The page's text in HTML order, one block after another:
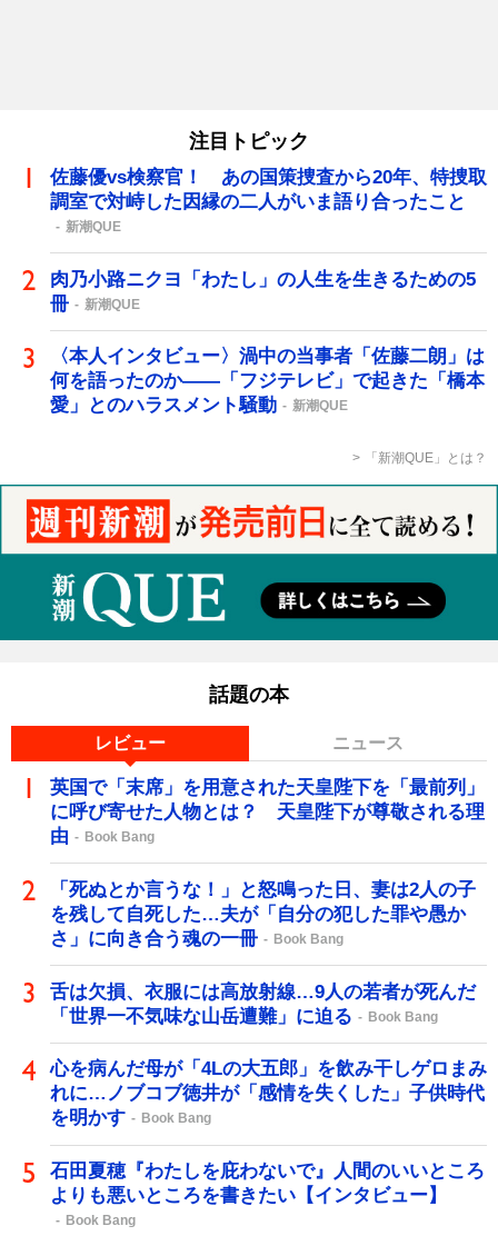
注目トピック
佐藤優vs検察官！ あの国策捜査から20年、特捜取
調室で対峙した因縁の二人がいま語り合ったこと
新潮QUE
肉乃小路ニクヨ「わたし」の人生を生きるための5
冊
新潮QUE
〈本人インタビュー〉渦中の当事者「佐藤二朗」は
何を語ったのか――「フジテレビ」で起きた「橋本
愛」とのハラスメント騒動
新潮QUE
「新潮QUE」とは？
話題の本
レビュー ニュース
英国で「末席」を用意された天皇陛下を「最前列」
に呼び寄せた人物とは？ 天皇陛下が尊敬される理
由
Book Bang
「死ぬとか言うな！」と怒鳴った日、妻は2人の子
を残して自死した…夫が「自分の犯した罪や愚か
さ」に向き合う魂の一冊
Book Bang
舌は欠損、衣服には高放射線…9人の若者が死んだ
「世界一不気味な山岳遭難」に迫る
Book Bang
心を病んだ母が「4Lの大五郎」を飲み干しゲロまみ
れに…ノブコブ徳井が「感情を失くした」子供時代
を明かす
Book Bang
石田夏穂『わたしを庇わないで』人間のいいところ
よりも悪いところを書きたい【インタビュー】
Book Bang